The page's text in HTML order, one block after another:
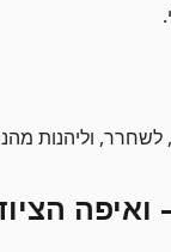
וליהנות